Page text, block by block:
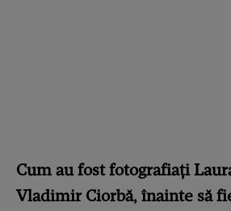
Cum au fost fotografiați
Vladimir Ciorbă, înainte să